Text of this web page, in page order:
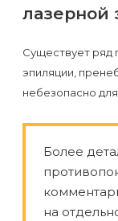
лазерной
Существует ряд
эпиляции,
небезопасно
Более
на